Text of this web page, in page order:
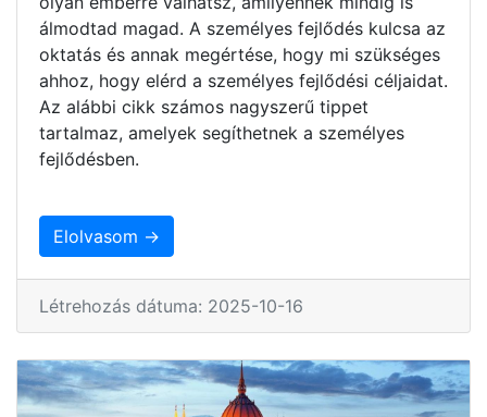
álmodtad magad. A személyes fejlődés kulcsa az
oktatás és annak megértése, hogy mi szükséges
ahhoz, hogy elérd a személyes fejlődési céljaidat.
Az alábbi cikk számos nagyszerű tippet
tartalmaz, amelyek segíthetnek a személyes
fejlődésben.
Elolvasom →
Létrehozás dátuma: 2025-10-16